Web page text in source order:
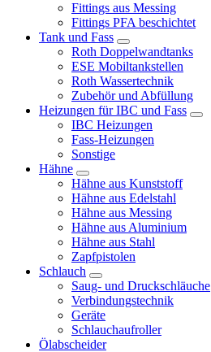
Fittings aus Messing
Fittings PFA beschichtet
Tank und Fass
Roth Doppelwandtanks
ESE Mobiltankstellen
Roth Wassertechnik
Zubehör und Abfüllung
Heizungen für IBC und Fass
IBC Heizungen
Fass-Heizungen
Sonstige
Hähne
Hähne aus Kunststoff
Hähne aus Edelstahl
Hähne aus Messing
Hähne aus Aluminium
Hähne aus Stahl
Zapfpistolen
Schlauch
Saug- und Druckschläuche
Verbindungstechnik
Geräte
Schlauchaufroller
Ölabscheider